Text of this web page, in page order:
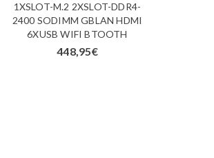
1XSLOT-M.2 2XSLOT-DDR4-
2400 SODIMM GBLAN HDMI
6XUSB WIFI BTOOTH
448,95€